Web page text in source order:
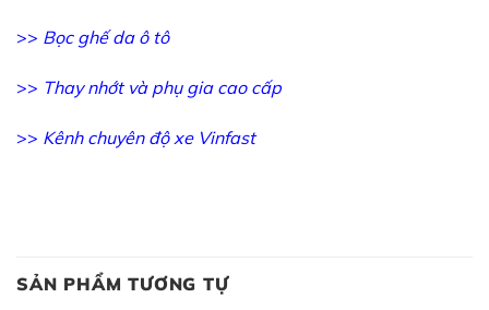
>> Bọc ghế da ô tô
>> Thay nhớt và phụ gia cao cấp
>> Kênh chuyên độ xe Vinfast
SẢN PHẨM TƯƠNG TỰ